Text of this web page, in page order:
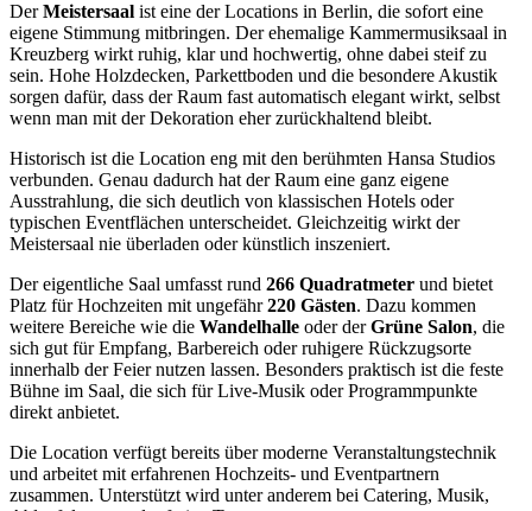
DerMeistersaal ist eine der Locations in Berlin, die sofort eine
eigene Stimmung mitbringen. Der ehemalige Kammermusiksaal in
Kreuzberg wirkt ruhig, klar und hochwertig, ohne dabei steif zu
sein. Hohe Holzdecken, Parkettboden und die besondere Akustik
sorgen dafür, dass der Raum fast automatisch elegant wirkt, selbst
wenn man mit der Dekoration eher zurückhaltend bleibt.
Historisch ist die Location eng mit den berühmten Hansa Studios
verbunden. Genau dadurch hat der Raum eine ganz eigene
Ausstrahlung, die sich deutlich von klassischen Hotels oder
typischen Eventflächen unterscheidet. Gleichzeitig wirkt der
Meistersaal nie überladen oder künstlich inszeniert.
Der eigentliche Saal umfasst rund 266 Quadratmeter und bietet
Platz für Hochzeiten mit ungefähr220 Gästen. Dazu kommen
weitere Bereiche wie die Wandelhalle oder derGrüne Salon, die
sich gut für Empfang, Barbereich oder ruhigere Rückzugsorte
innerhalb der Feier nutzen lassen. Besonders praktisch ist die feste
Bühne im Saal, die sich für Live-Musik oder Programmpunkte
direkt anbietet.
Die Location verfügt bereits über moderne Veranstaltungstechnik
und arbeitet mit erfahrenen Hochzeits- und Eventpartnern
zusammen. Unterstützt wird unter anderem bei Catering, Musik,